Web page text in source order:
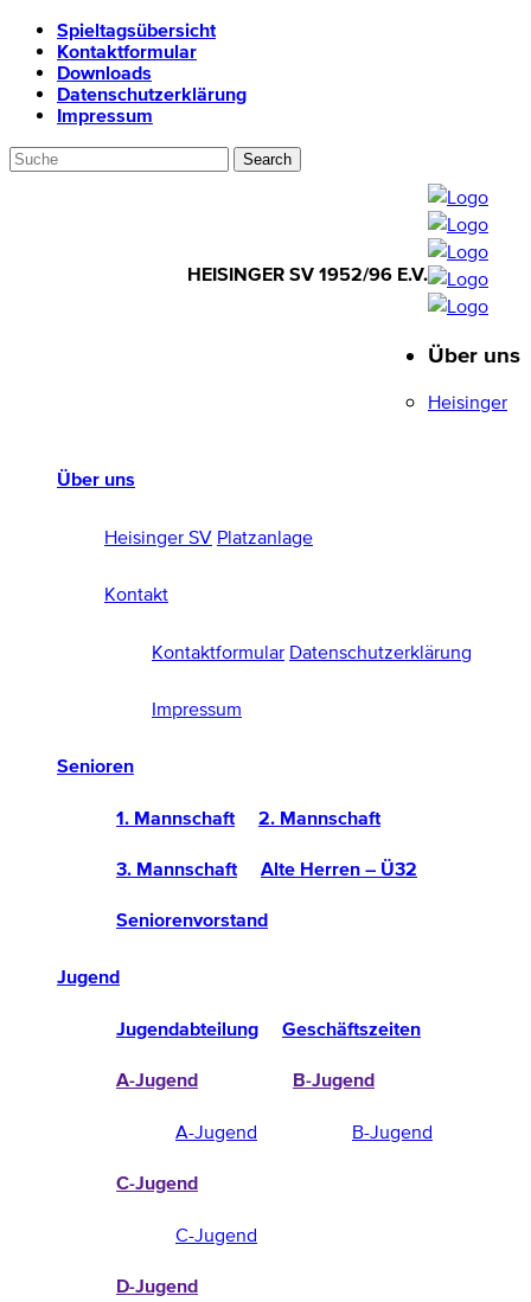
Spieltagsübersicht
Kontaktformular
Downloads
Datenschutzerklärung
Impressum
HEISINGER SV 1952/96 E.V.
1952/96 E.V.
Über uns
Heisinger SV Platzanlage
Kontakt
Kontaktformular Datenschutzerklärung
Impressum
Senioren
1. Mannschaft 2. Mannschaft
3. Mannschaft Alte Herren – Ü32
Seniorenvorstand
Jugend
Jugendabteilung Geschäftszeiten
A-Jugend
A-Jugend
B-Jugend
B-Jugend
C-Jugend
C-Jugend
D-Jugend
Über uns
Heisinger